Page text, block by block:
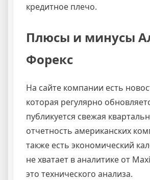
кредитное плечо.
Плюсы и минусы
Форекс
На сайте компании есть
которая регулярно
публикуется свежая
отчетность американских
также есть экономический
не хватает в аналитике от
это технического анализа.